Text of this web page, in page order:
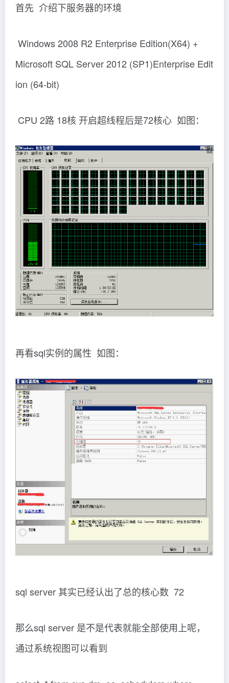
首先 介绍下服务器的环境
Windows 2008 R2 Enterprise Edition(X64) +
Microsoft SQL Server 2012 (SP1)Enterprise Edit
ion (64-bit)
CPU 2路 18核 开启超线程后是72核心 如图：
再看sql实例的属性 如图：
sql server 其实已经认出了总的核心数 72
那么sql server 是不是代表就能全部使用上呢，
通过系统视图可以看到